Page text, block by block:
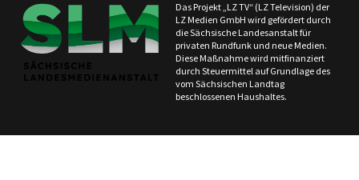
Das Projekt „LZ TV“ (LZ Television) der
LZ Medien GmbH wird gefördert durch
die Sächsische Landesanstalt für
privaten Rundfunk und neue Medien.
Diese Maßnahme wird mitfinanziert
durch Steuermittel auf Grundlage des
vom Sächsischen Landtag
beschlossenen Haushaltes.